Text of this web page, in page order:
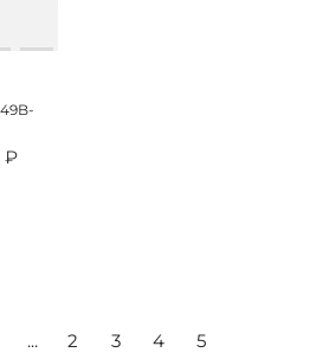
₽
... 2 3 4 5